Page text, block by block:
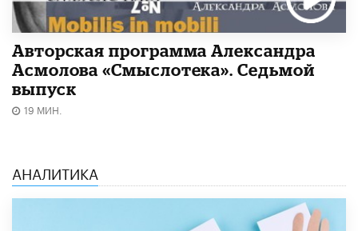
Авторская программа Александра
Асмолова «Смыслотека». Седьмой
выпуск
19 МИН.
АНАЛИТИКА